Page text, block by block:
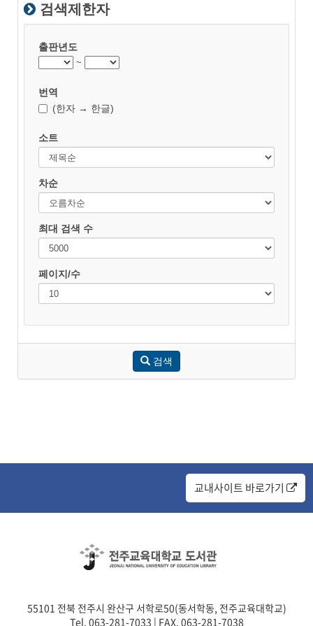
검색제한자
출판년도
~
번역
(한자 → 한글)
소트
차순
최대 검색 수
페이지/수
검색
교내사이트 바로가기
55101 전북 전주시 완산구 서학로50(동서학동, 전주교육대학교)
Tel. 063-281-7033 | FAX. 063-281-7038